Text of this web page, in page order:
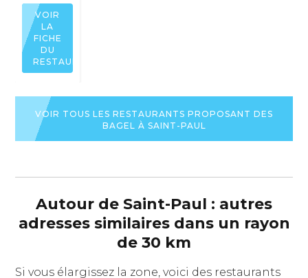
VOIR
LA
FICHE
DU
RESTAURANT
VOIR TOUS LES RESTAURANTS PROPOSANT DES
BAGEL À SAINT-PAUL
Autour de Saint-Paul : autres
adresses similaires dans un rayon
de 30 km
Si vous élargissez la zone, voici des restaurants